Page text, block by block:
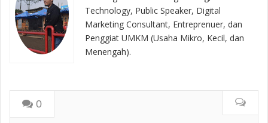
Technology, Public Speaker, Digital
Marketing Consultant, Entreprenuer, dan
Penggiat UMKM (Usaha Mikro, Kecil, dan
Menengah).
0